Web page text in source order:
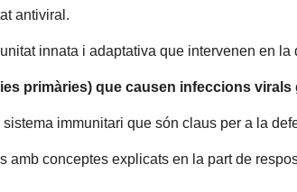
antiviral.
innata i adaptativa que intervenen en
primàries) que causen infeccions virals
immunitari que són claus per a la
conceptes explicats en la part de